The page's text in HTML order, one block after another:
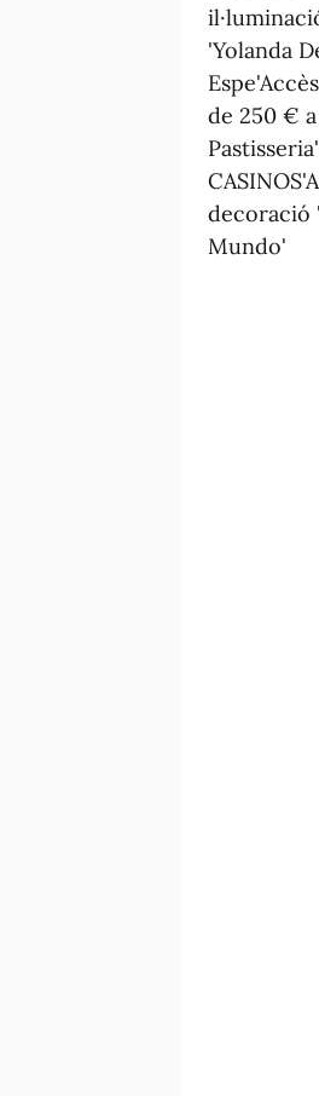
'Yolanda
de 250 €
Pastisseria'
decoració
Mundo'